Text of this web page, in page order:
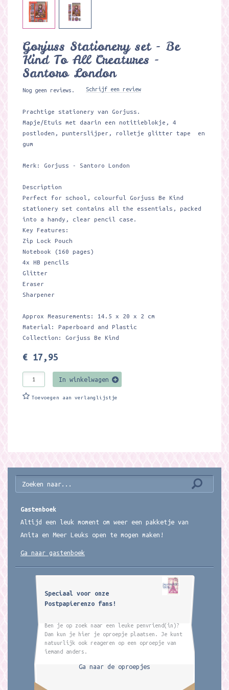
Gorjuss Stationery set - Be
Kind To All Creatures -
Santoro London
Nog geen reviews. Schrijf een review
Prachtige stationery van Gorjuss.
Mapje/Etuis met daarin een notitieblokje, 4
postloden, punterslijper, rolletje glitter tape en
gum
Merk: Gorjuss - Santoro London
Description
Perfect for school, colourful Gorjuss Be Kind
stationery set contains all the essentials, packed
into a handy, clear pencil case.
Key Features:
Zip Lock Pouch
Notebook (160 pages)
4x HB pencils
Glitter
Eraser
Sharpener
Approx Measurements: 14.5 x 20 x 2 cm
Material: Paperboard and Plastic
Collection: Gorjuss Be Kind
€ 17,95
In winkelwagen
Toevoegen aan verlanglijstje
Gastenboek
Altijd een leuk moment om weer een pakketje van
Anita en Meer Leuks open te mogen maken!
Ga naar gastenboek
Speciaal voor onze
Postpapierenzo fans!
Ben je op zoek naar een leuke penvriend(in)?
Dan kun je hier je oproepje plaatsen. Je kunt
natuurlijk ook reageren op een oproepje van
iemand anders.
Ga naar de oproepjes